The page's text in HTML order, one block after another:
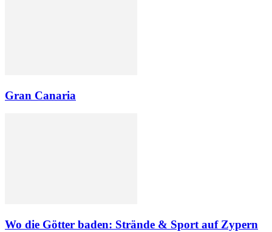
Gran Canaria
Wo die Götter baden: Strände & Sport auf Zypern